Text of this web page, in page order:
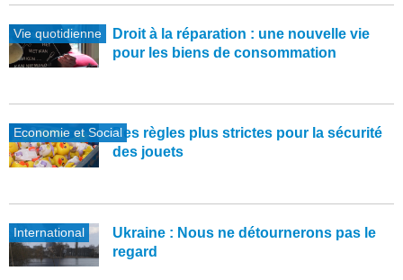
Vie quotidienne
Droit à la réparation : une nouvelle vie
pour les biens de consommation
Economie et SocialDes règles plus strictes pour la sécurité
des jouets
International
Ukraine : Nous ne détournerons pas le
regard